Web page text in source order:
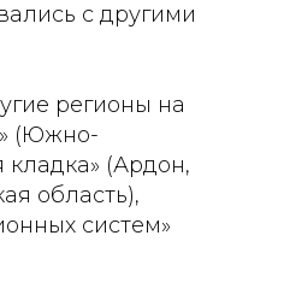
с другими
регионы на
(Южно-
кладка» (Ардон,
область),
систем»